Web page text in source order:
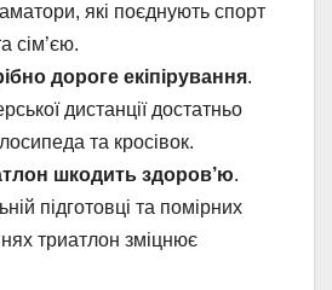
які поєднують спорт
сім’єю.
дороге екіпірування.
дистанції достатньо
та кросівок.
шкодить здоров’ю.
підготовці та помірних
триатлон зміцнює